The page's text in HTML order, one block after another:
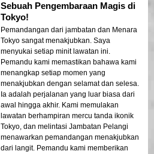
bandar yang memantul di teluk mencipta
suasana seperti mimpi yang meninggalkan
kesan yang mendalam. Lawatan ini adalah
ideal untuk pengunjung kali pertama yang
ingin merasai gabungan pengembaraan
dan pemandangan. Kontras antara struktur
moden Tokyo dan kawasan bersejarah
dipamerkan dengan indah dalam cahaya
malam. Saya sangat mengesyorkan
lawatan ini kepada sesiapa sahaja!
Sebuah Pengembaraan Magis di
Tokyo!
Pemandangan dari jambatan dan Menara
Tokyo sangat menakjubkan. Saya
menyukai setiap minit lawatan ini.
Pemandu kami memastikan bahawa kami
menangkap setiap momen yang
menakjubkan dengan selamat dan selesa.
Ia adalah perjalanan yang luar biasa dari
awal hingga akhir. Kami memulakan
lawatan berhampiran mercu tanda ikonik
Tokyo, dan melintasi Jambatan Pelangi
menawarkan pemandangan menakjubkan
dari langit. Pemandu kami memberikan